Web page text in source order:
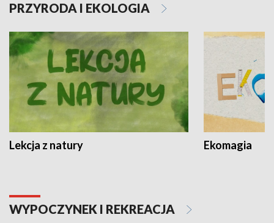
PRZYRODA I EKOLOGIA
Lekcja z natury Ekomagia
WYPOCZYNEK I REKREACJA